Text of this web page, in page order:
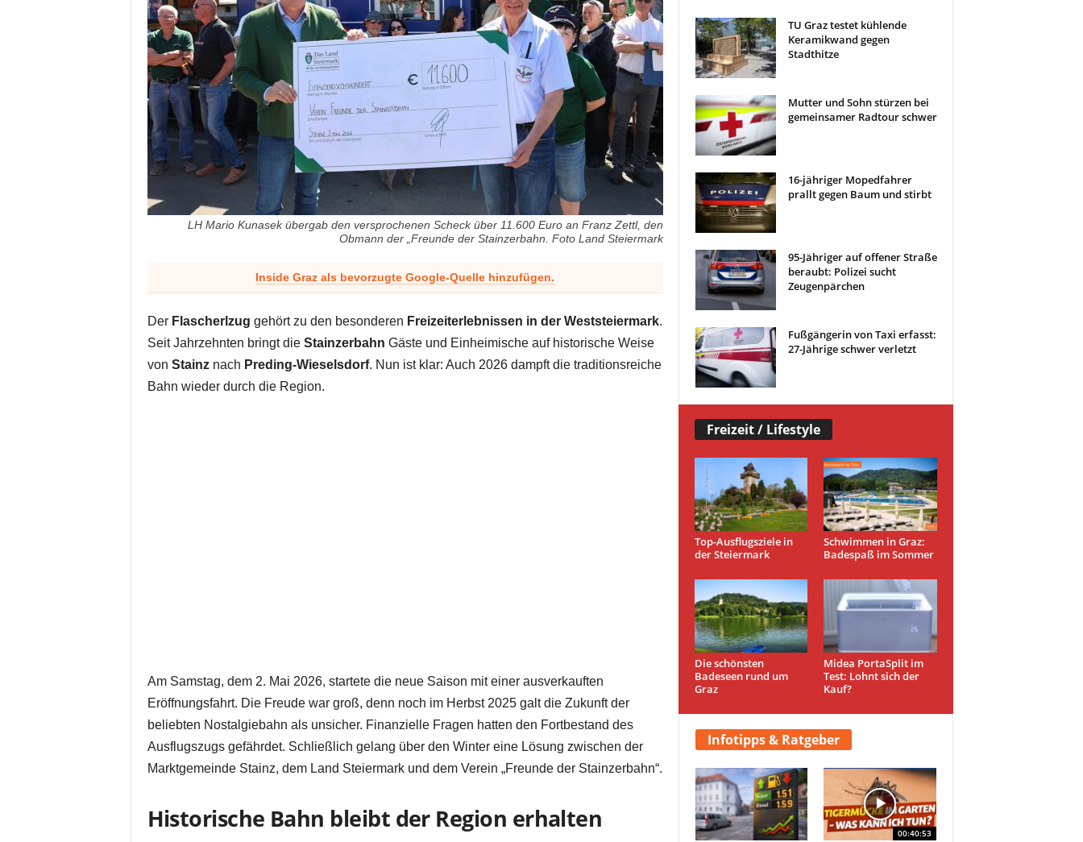
LH Mario Kunasek übergab den versprochenen Scheck über 11.600 Euro an Franz Zettl, den
Obmann der „Freunde der Stainzerbahn. Foto Land Steiermark
Inside Graz als bevorzugte Google-Quelle hinzufügen.
Der Flascherlzug gehört zu den besonderen Freizeiterlebnissen in der Weststeiermark.
Seit Jahrzehnten bringt die Stainzerbahn Gäste und Einheimische auf historische Weise
von Stainznach Preding-Wieselsdorf. Nun ist klar: Auch 2026 dampft die traditionsreiche
Bahn wieder durch die Region.
Am Samstag, dem 2. Mai 2026, startete die neue Saison mit einer ausverkauften
Eröffnungsfahrt. Die Freude war groß, denn noch im Herbst 2025 galt die Zukunft der
beliebten Nostalgiebahn als unsicher. Finanzielle Fragen hatten den Fortbestand des
Ausflugszugs gefährdet. Schließlich gelang über den Winter eine Lösung zwischen der
Marktgemeinde Stainz, dem Land Steiermark und dem Verein „Freunde der Stainzerbahn“.
Historische Bahn bleibt der Region erhalten
TU Graz testet kühlende
Keramikwand gegen
Stadthitze
Mutter und Sohn stürzen bei
gemeinsamer Radtour schwer
16-jähriger Mopedfahrer
prallt gegen Baum und stirbt
95-Jähriger auf offener Straße
beraubt: Polizei sucht
Zeugenpärchen
Fußgängerin von Taxi erfasst:
27-Jährige schwer verletzt
Freizeit / Lifestyle
Top-Ausflugsziele in
der Steiermark
Schwimmen in Graz:
Badespaß im Sommer
Die schönsten
Badeseen rund um
Graz
Midea PortaSplit im
Test: Lohnt sich der
Kauf?
Infotipps & Ratgeber
00:40:53